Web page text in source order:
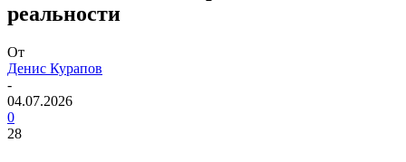
реальности
От
Денис Курапов
-
04.07.2026
0
28